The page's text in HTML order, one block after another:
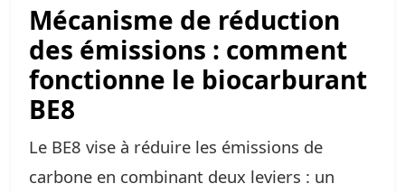
Mécanisme de réduction
des émissions : comment
fonctionne le biocarburant
BE8
Le BE8 vise à réduire les émissions de
carbone en combinant deux leviers : un